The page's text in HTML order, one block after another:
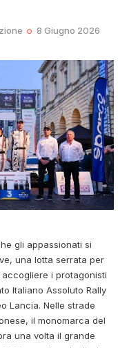
8 Giugno 2026
gli appassionati si
una lotta serrata per
i protagonisti
Italiano Assoluto Rally
Lancia. Nelle strade
il monomarca del
una volta il grande